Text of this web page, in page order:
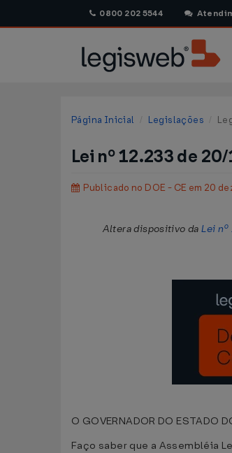
0800 202 5544
Página Inicial Legislações
Lei nº 12.233 de
Publicado no DOE - CE em 20
Altera dispositivo daLei nº
O GOVERNADOR DO ESTADO
Faço saber que a Assembléia